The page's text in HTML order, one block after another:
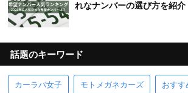
れなナンバーの選び方を紹介
話題のキーワード
カーラバ女子 モトメガネカーズ おすす